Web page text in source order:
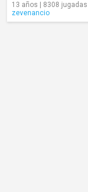
13 años | 8308 jugadas
zevenancio